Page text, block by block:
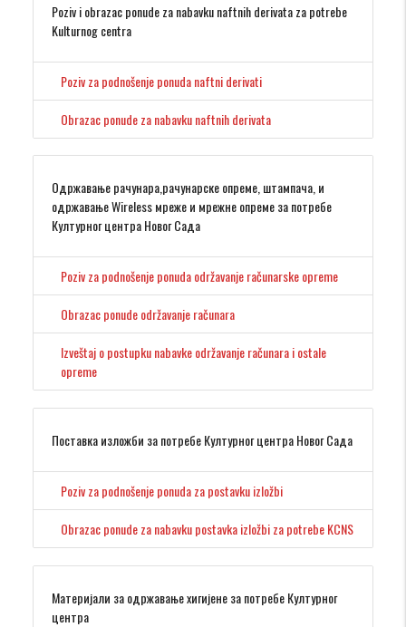
Poziv i obrazac ponude za nabavku naftnih derivata za potrebe
Kulturnog centra
Poziv za podnošenje ponuda naftni derivati
Obrazac ponude za nabavku naftnih derivata
Одржавање рачунара,рачунарске опреме, штампача, и
одржавање Wireless мреже и мрежне опреме за потребе
Културног центра Новог Сада
Poziv za podnošenje ponuda održavanje računarske opreme
Obrazac ponude održavanje računara
Izveštaj o postupku nabavke održavanje računara i ostale
opreme
Поставка изложби за потребе Културног центра Новог Сада
Poziv za podnošenje ponuda za postavku izložbi
Obrazac ponude za nabavku postavka izložbi za potrebe KCNS
Материјали за одржавање хигијене за потребе Културног
центра